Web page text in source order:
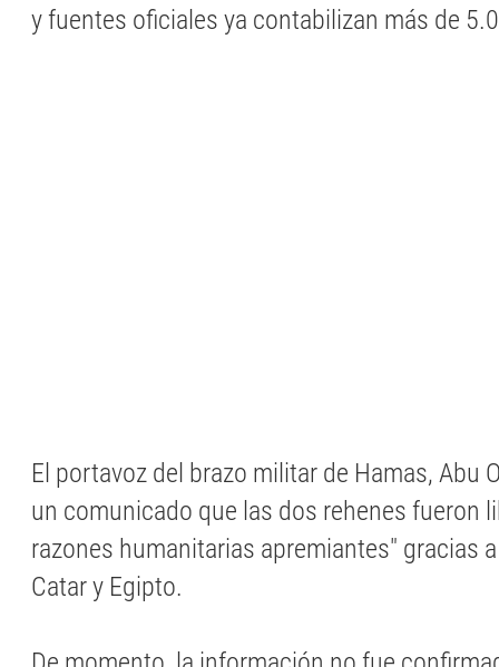
y fuentes oficiales ya contabilizan más de
El portavoz del brazo militar de Hamas, Abu
un comunicado que las dos rehenes fueron
razones humanitarias apremiantes" gracias
Catar y Egipto.